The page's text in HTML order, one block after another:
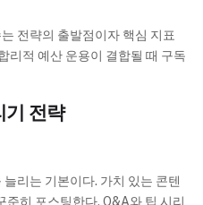
전략의 출발점이자 핵심 지표
리적 예산 운용이 결합될 때 구독
기 전략
리는 기본이다. 가치 있는 콘텐
준히 포스팅한다. Q&A와 팁 시리